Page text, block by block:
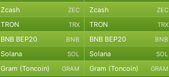
Zcash ZEC Zcash ZEC
TRON TRX TRON TRX
BNB BEP20 BNB BNB BEP20 BNB
Solana SOL Solana SOL
Gram (Toncoin) GRAM Gram (Toncoin) GRAM